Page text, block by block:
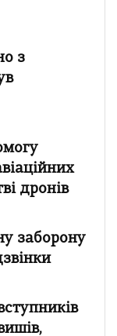
з
дронів
заборону